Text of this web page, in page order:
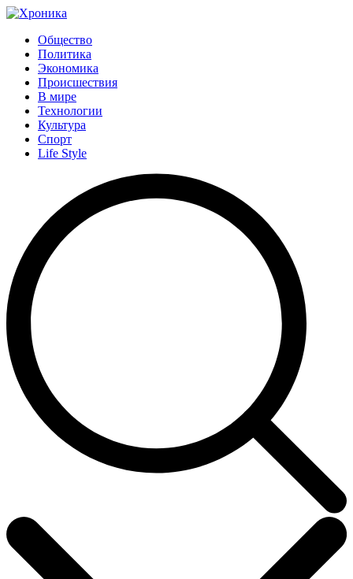
Общество
Политика
Экономика
Происшествия
В мире
Технологии
Культура
Спорт
Life Style